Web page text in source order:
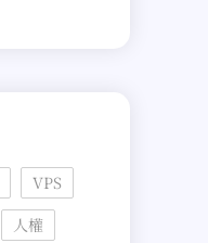
VPS
人權